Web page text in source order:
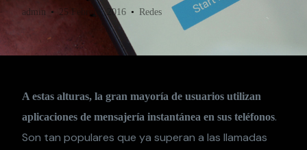
admin 25 Febrero, 2016 Redes
A estas alturas, la gran mayoría de usuarios utilizan
aplicaciones de mensajería instantánea en sus teléfonos.
Son tan populares que ya superan a las llamadas